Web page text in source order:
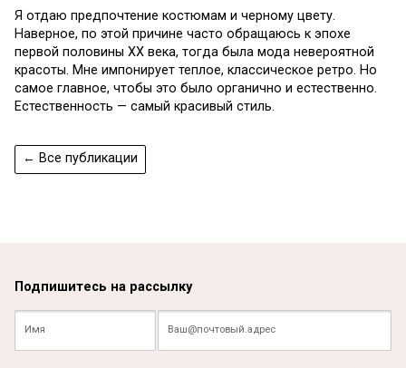
Я отдаю предпочтение костюмам и черному цвету.
Наверное, по этой причине часто обращаюсь к эпохе
первой половины ХХ века, тогда была мода невероятной
красоты. Мне импонирует теплое, классическое ретро. Но
самое главное, чтобы это было органично и естественно.
Естественность — самый красивый стиль.
← Все публикации
Подпишитесь на рассылку